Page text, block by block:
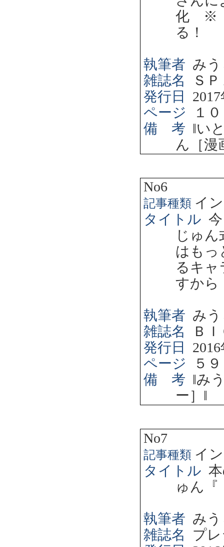
化 ※『
る！
執筆者 み
雑誌名
Ｓ
発行日
2017
ページ
１
備 考 ‖い
ん［漫
No6
記事種類 イ
タイトル
じゅ
はもっ
るキャ
すから
執筆者 み
雑誌名
Ｂ
発行日
2016
ページ
５
備 考 ‖み
ー］ ‖
No7
記事種類 イ
タイトル
ゅん『
執筆者 み
雑誌名
プ